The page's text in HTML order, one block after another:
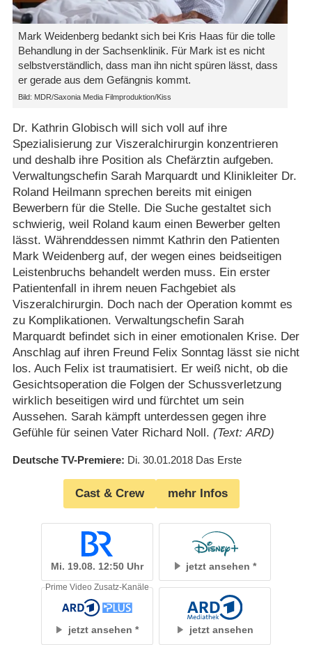
Mark Weidenberg bedankt sich bei Kris Haas für die tolle
Behandlung in der Sachsenklinik. Für Mark ist es nicht
selbstverständlich, dass man ihn nicht spüren lässt, dass
er gerade aus dem Gefängnis kommt.
Bild: MDR/Saxonia Media Filmproduktion/Kiss
Dr. Kathrin Globisch will sich voll auf ihre
Spezialisierung zur Viszeralchirurgin konzentrieren
und deshalb ihre Position als Chefärztin aufgeben.
Verwaltungschefin Sarah Marquardt und Klinikleiter Dr.
Roland Heilmann sprechen bereits mit einigen
Bewerbern für die Stelle. Die Suche gestaltet sich
schwierig, weil Roland kaum einen Bewerber gelten
lässt. Währenddessen nimmt Kathrin den Patienten
Mark Weidenberg auf, der wegen eines beidseitigen
Leistenbruchs behandelt werden muss. Ein erster
Patientenfall in ihrem neuen Fachgebiet als
Viszeralchirurgin. Doch nach der Operation kommt es
zu Komplikationen. Verwaltungschefin Sarah
Marquardt befindet sich in einer emotionalen Krise. Der
Anschlag auf ihren Freund Felix Sonntag lässt sie nicht
los. Auch Felix ist traumatisiert. Er weiß nicht, ob die
Gesichtsoperation die Folgen der Schussverletzung
wirklich beseitigen wird und fürchtet um sein
Aussehen. Sarah kämpft unterdessen gegen ihre
Gefühle für seinen Vater Richard Noll. (Text: ARD)
Deutsche TV-Premiere Di. 30.01.2018 Das Erste
Cast & Crew mehr Infos
Mi. 19.08. 12:50 Uhr jetzt ansehen
jetzt ansehen
Prime Video Zusatz-Kanäle
jetzt ansehen